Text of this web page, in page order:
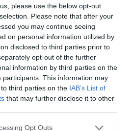
please use the below opt-out
Please note that after your
you may continue seeing
on personal information utilized by
disclosed to third parties prior to
opt-out of the further
information by third parties on the
participants. This information may
third parties on the IAB’s List of
that may further disclose it to other
Opt Outs
σας τα τελευταία νέα για